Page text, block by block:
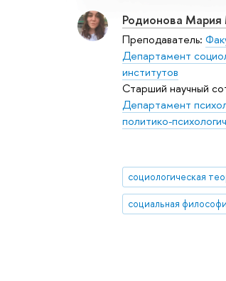
Родионова
Преподаватель:
Департамент
институтов
Старший научный
Департамент
политико-
социологическая
социальная